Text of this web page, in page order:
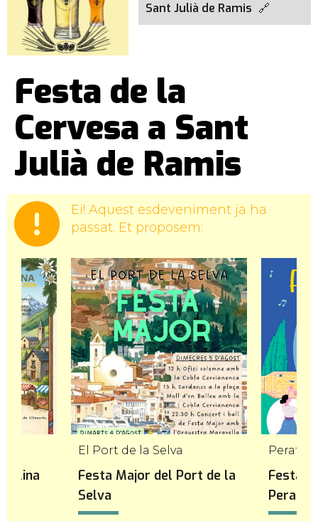
Sant Julià de Ramis
Festa de la
Cervesa a Sant
Julià de Ramis
Ei! Aquest esdeveniment ja ha
passat. Et proposem:
El Port de la Selva
Festa Major del Port de la
Selva
Festa